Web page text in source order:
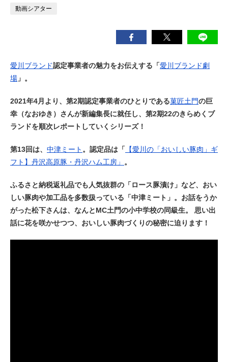
動画シアター
愛川ブランド認定事業者の魅力をお伝えする「愛川ブランド劇
場 」。
2021年4月より、第2期認定事業者のひとりである菓匠土門の巨
幸（なおゆき）さんが新編集長に就任し、第2期22のきらめくブ
ランドを順次レポートしていくシリーズ！
第13回は、 中津ミート 。認定品は「 【愛川の「おいしい豚肉」ギ
フト】丹沢高原豚・丹沢ハム工房」 。
ふるさと納税返礼品でも人気抜群の「ロース豚漬け」など、おい
しい豚肉や加工品を多数扱っている「中津ミート」。お話をうか
がった松下さんは、なんとMC土門の小中学校の同級生。 思い出
話に花を咲かせつつ、おいしい豚肉づくりの秘密に迫ります！